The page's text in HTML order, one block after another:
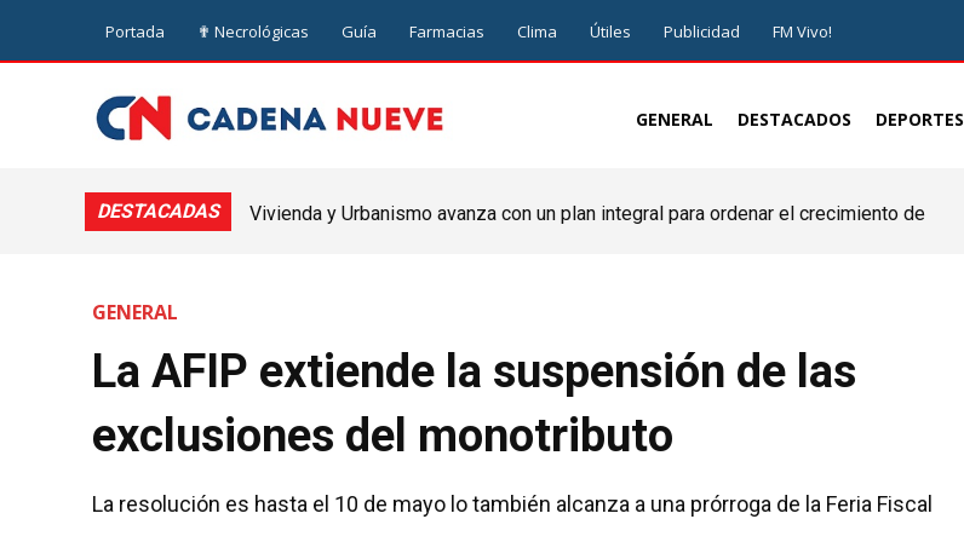
Portada ✟ Necrológicas Guía Farmacias Clima Útiles Publicidad FM Vivo!
GENERAL DESTACADOS DEPORTES
DESTACADAS
Vivienda y Urbanismo avanza con un plan integral para ordenar el crecimiento de
GENERAL
La AFIP extiende la suspensión de las
exclusiones del monotributo
La resolución es hasta el 10 de mayo lo también alcanza a una prórroga de la Feria Fiscal